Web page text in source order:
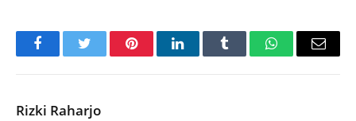
FacebookTwitter PinterestLinkedInTumblr WhatsAppEmail
Rizki Raharjo